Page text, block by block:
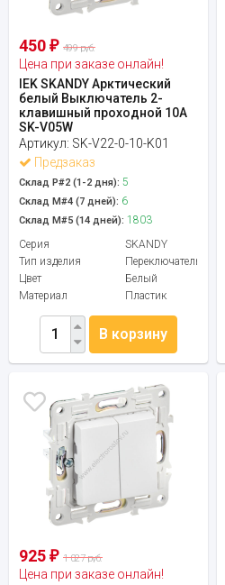
450 ₽ 499 руб.
Цена при заказе онлайн!
IEK SKANDY Арктический
белый Выключатель 2-
клавишный проходной 10А
SK-V05W
Артикул: SK-V22-0-10-K01
Предзаказ
Склад Р#2 (1-2 дня): 5
Склад М#4 (7 дней): 6
Склад М#5 (14 дней): 1803
Серия
SKANDY
Тип изделия
Переключатель
Цвет
Белый
Материал
Пластик
В корзину
925 ₽ 1 027 руб.
Цена при заказе онлайн!